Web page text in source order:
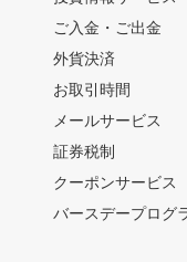
ご入金・ご出金
外貨決済
お取引時間
メールサービス
証券税制
クーポンサービス
バースデープログ